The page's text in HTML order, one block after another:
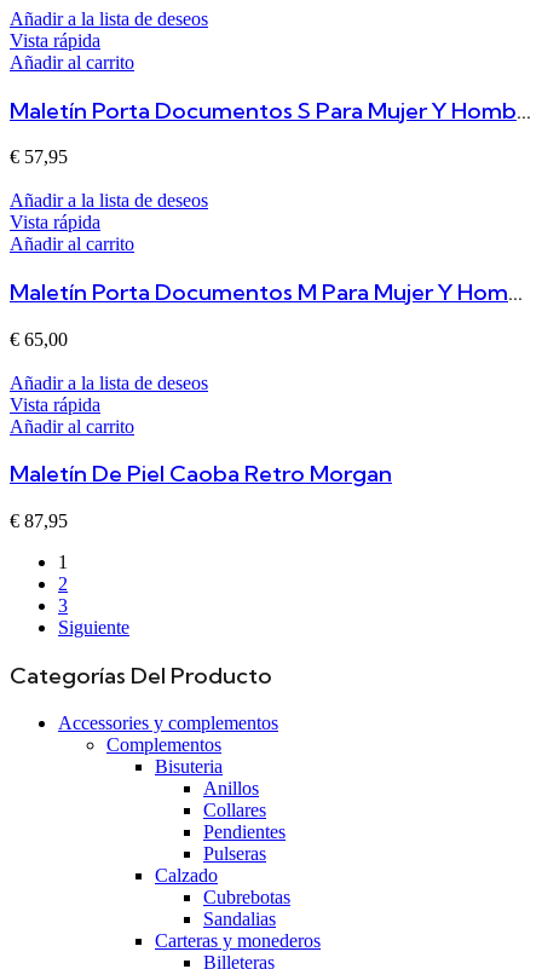
Añadir a la lista de deseos
Vista rápida
Añadir al carrito
Maletín Porta Documentos S Para Mujer Y Hombre De Piel Marrón Robin
€ 57,95
Añadir a la lista de deseos
Vista rápida
Añadir al carrito
Maletín Porta Documentos M Para Mujer Y Hombre De Piel Caoba Starla
€ 65,00
Añadir a la lista de deseos
Vista rápida
Añadir al carrito
Maletín De Piel Caoba Retro Morgan
€ 87,95
1
2
3
Siguiente
Categorías Del Producto
Accessories y complementos
Complementos
Bisuteria
Anillos
Collares
Pendientes
Pulseras
Calzado
Cubrebotas
Sandalias
Carteras y monederos
Billeteras